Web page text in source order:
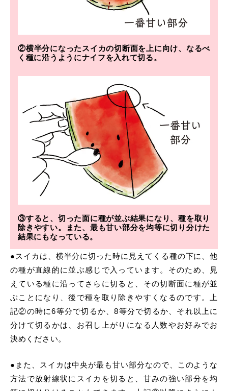
②横半分になったスイカの切断面を上に向け、なるべ
く種に沿うようにナイフを入れて切る。
③すると、切った面に種が並ぶ結果になり、種を取り
除きやすい。また、最も甘い部分を均等に切り分けた
結果にもなっている。
●スイカは、横半分に切った時に見えてくる種の下に、他
の種が直線的に並ぶ感じで入っています。そのため、見
えている種に沿ってさらに切ると、その切断面に種が並
ぶことになり、後で種を取り除きやすくなるのです。上
記②の時に6等分で切るか、8等分で切るか、それ以上に
分けて切るかは、お召し上がりになる人数やお好みでお
決めください。
●また、スイカは中央が最も甘い部分なので、このような
方法で放射線状にスイカを切ると、甘みの強い部分を均